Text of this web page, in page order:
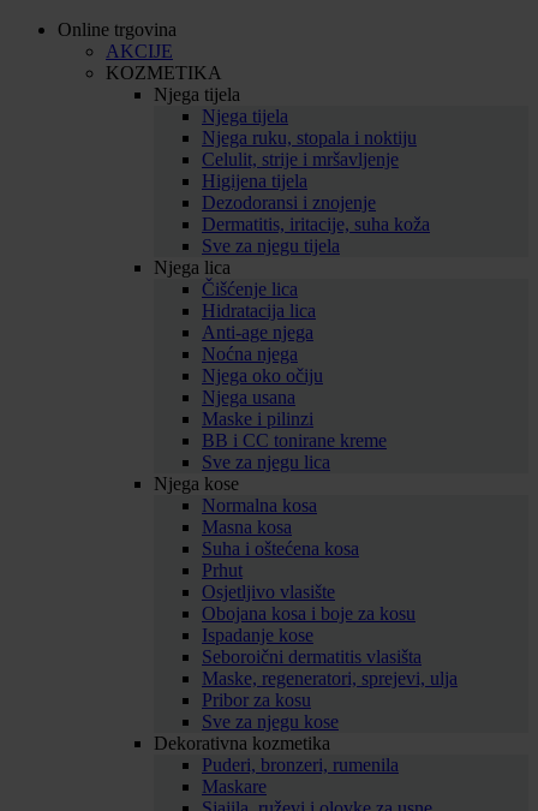
Online trgovina
AKCIJE
KOZMETIKA
Njega tijela
Njega tijela
Njega ruku, stopala i noktiju
Celulit, strije i mršavljenje
Higijena tijela
Dezodoransi i znojenje
Dermatitis, iritacije, suha koža
Sve za njegu tijela
Njega lica
Čišćenje lica
Hidratacija lica
Anti-age njega
Noćna njega
Njega oko očiju
Njega usana
Maske i pilinzi
BB i CC tonirane kreme
Sve za njegu lica
Njega kose
Normalna kosa
Masna kosa
Suha i oštećena kosa
Prhut
Osjetljivo vlasište
Obojana kosa i boje za kosu
Ispadanje kose
Seboroični dermatitis vlasišta
Maske, regeneratori, sprejevi, ulja
Pribor za kosu
Sve za njegu kose
Dekorativna kozmetika
Puderi, bronzeri, rumenila
Maskare